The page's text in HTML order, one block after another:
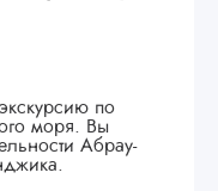
по
моря. Вы
Абрау-